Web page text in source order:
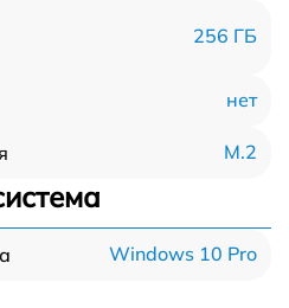
256 ГБ
нет
M.2
Windows 10 Pro